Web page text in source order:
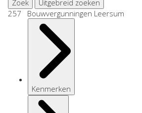
Zoek
Uitgebreid zoeken
257 Bouwvergunningen Leersum
Kenmerken